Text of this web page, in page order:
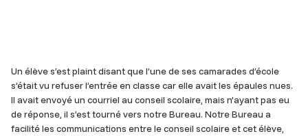
Un élève s’est plaint disant que l’une de ses camarades d’école
s’était vu refuser l’entrée en classe car elle avait les épaules nues.
Il avait envoyé un courriel au conseil scolaire, mais n’ayant pas eu
de réponse, il s’est tourné vers notre Bureau. Notre Bureau a
facilité les communications entre le conseil scolaire et cet élève,